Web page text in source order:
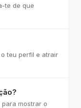
te de que
teu perfil e atrair
mostrar o